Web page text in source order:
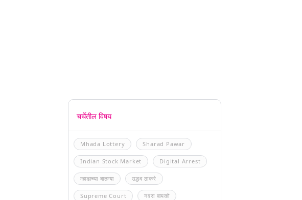
चर्चेतील विषय
Mhada Lottery Sharad Pawar
Indian Stock Market Digital Arrest
म्हाडाच्या बातम्या उद्धव ठाकरे
Supreme Court नवरा बायको